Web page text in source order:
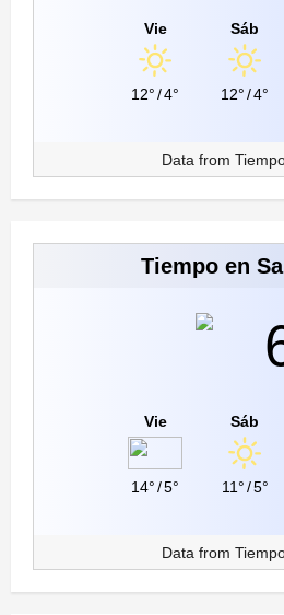
Vie
12°/4°
Sáb
12°/4°
Data from
Tiempo en
Vie
14°/5°
Sáb
11°/5°
Data from